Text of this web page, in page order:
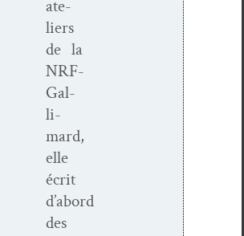
ate­
liers
de la
NRF-
Gal­
li­­
mard,
elle
écrit
d’abord
des